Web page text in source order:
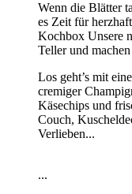
Wenn die Blätter
es Zeit für
Kochbox Unsere
Teller und
Los geht’s mit
cremiger
Käsechips und
Couch,
Verlieben...
...